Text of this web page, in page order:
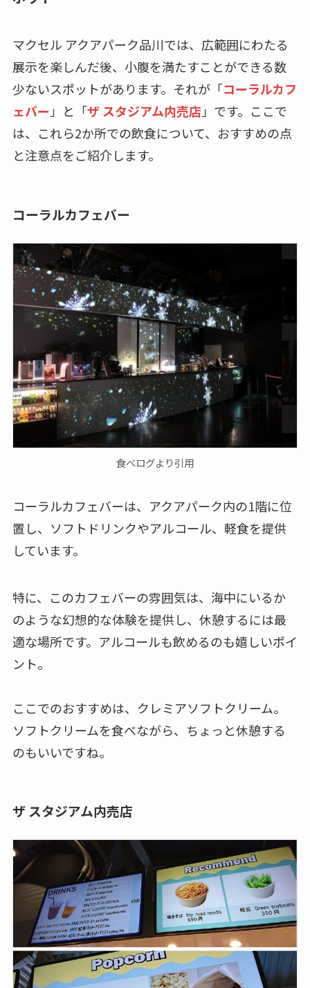
マクセル アクアパーク品川では、広範囲にわたる
展示を楽しんだ後、小腹を満たすことができる数
少ないスポットがあります。それが「コーラルカフ
ェバー」と「ザ スタジアム内売店」です。ここで
は、これら2か所での飲食について、おすすめの点
と注意点をご紹介します。
コーラルカフェバー
食べログより引用
コーラルカフェバーは、アクアパーク内の1階に位
置し、ソフトドリンクやアルコール、軽食を提供
しています。
特に、このカフェバーの雰囲気は、海中にいるか
のような幻想的な体験を提供し、休憩するには最
適な場所です。アルコールも飲めるのも嬉しいポイ
ント。
ここでのおすすめは、クレミアソフトクリーム。
ソフトクリームを食べながら、ちょっと休憩する
のもいいですね。
ザ スタジアム内売店